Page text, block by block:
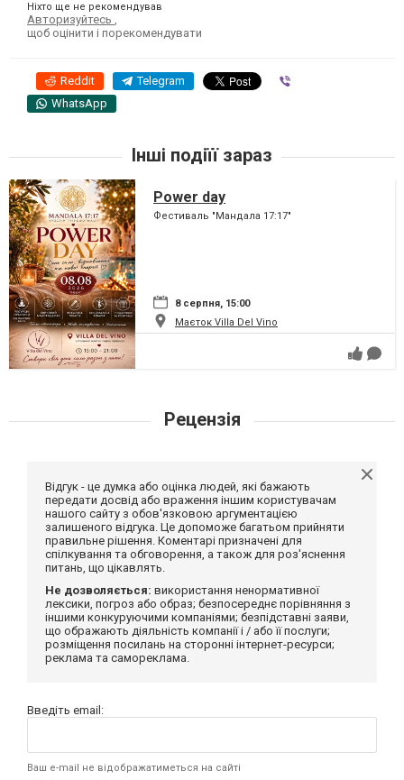
Ніхто ще не рекомендував
Авторизуйтесь ,
щоб оцінити і порекомендувати
Reddit Telegram
WhatsApp
Інші подіїї зараз
Power day
Фестиваль "Мандала 17:17"
8 серпня, 15:00
Маєток Villa Del Vino
Рецензія
Відгук - це думка або оцінка людей, які бажають
передати досвід або враження іншим користувачам
нашого сайту з обов'язковою аргументацією
залишеного відгука. Це допоможе багатьом прийняти
правильне рішення. Коментарі призначені для
спілкування та обговорення, а також для роз'яснення
питань, що цікавлять.
Не дозволяється: використання ненормативної
лексики, погроз або образ; безпосереднє порівняння з
іншими конкуруючими компаніями; безпідставні заяви,
що ображають діяльність компанії і / або її послуги;
розміщення посилань на сторонні інтернет-ресурси;
реклама та самореклама.
Введіть email:
Ваш e-mail не відображатиметься на сайті